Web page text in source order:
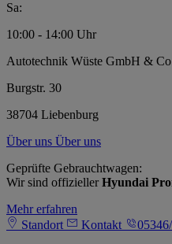
Sa:
10:00 - 14:00 Uhr
Autotechnik Wüste GmbH &
Burgstr. 30
38704 Liebenburg
Über uns Über uns
Geprüfte Gebrauchtwagen:
Wir sind offiziellerHyundai
Mehr erfahren
Standort
Kontakt